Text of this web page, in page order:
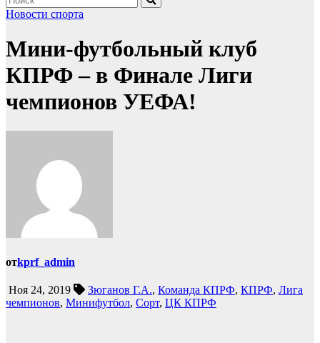
Новости спорта
Мини-футбольный клуб
КПРФ – в Финале Лиги
чемпионов УЕФА!
отkprf_admin
Ноя 24, 2019 Зюганов Г.А., Команда КПРФ, КПРФ, Лига
чемпионов, Минифутбол, Сорт, ЦК КПРФ